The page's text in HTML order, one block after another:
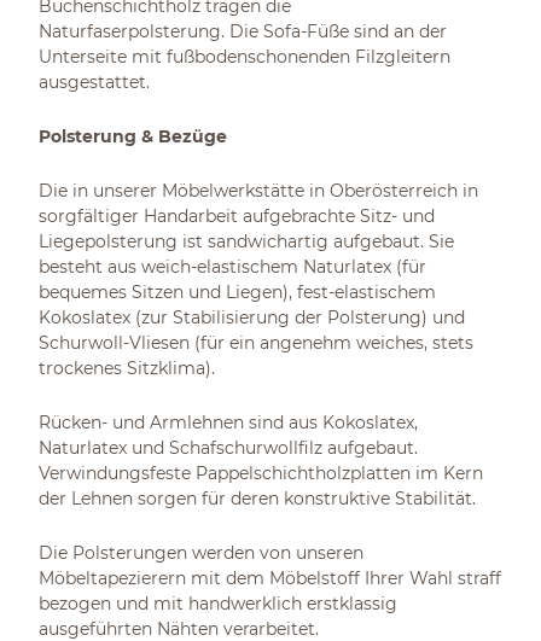
Buchenschichtholz tragen die
Naturfaserpolsterung. Die Sofa-Füße sind an der
Unterseite mit fußbodenschonenden Filzgleitern
ausgestattet.
Polsterung & Bezüge
Die in unserer Möbelwerkstätte in Oberösterreich in
sorgfältiger Handarbeit aufgebrachte Sitz- und
Liegepolsterung ist sandwichartig aufgebaut. Sie
besteht aus weich-elastischem Naturlatex (für
bequemes Sitzen und Liegen), fest-elastischem
Kokoslatex (zur Stabilisierung der Polsterung) und
Schurwoll-Vliesen (für ein angenehm weiches, stets
trockenes Sitzklima).
Rücken- und Armlehnen sind aus Kokoslatex,
Naturlatex und Schafschurwollfilz aufgebaut.
Verwindungsfeste Pappelschichtholzplatten im Kern
der Lehnen sorgen für deren konstruktive Stabilität.
Die Polsterungen werden von unseren
Möbeltapezierern mit dem Möbelstoff Ihrer Wahl straff
bezogen und mit handwerklich erstklassig
ausgeführten Nähten verarbeitet.